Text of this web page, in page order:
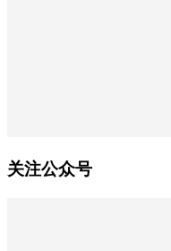
关注公众号